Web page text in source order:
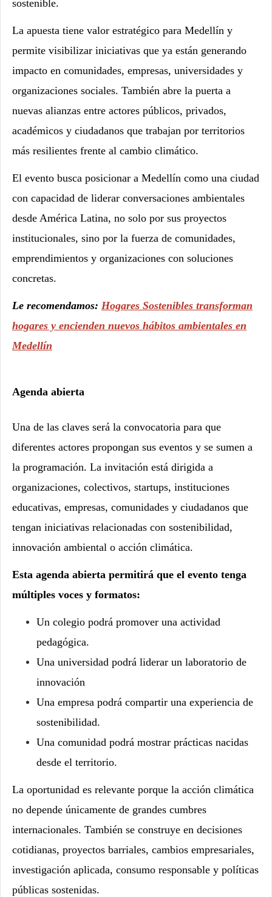
sostenible.
La apuesta tiene valor estratégico para Medellín y
permite visibilizar iniciativas que ya están generando
impacto en comunidades, empresas, universidades y
organizaciones sociales. También abre la puerta a
nuevas alianzas entre actores públicos, privados,
académicos y ciudadanos que trabajan por territorios
más resilientes frente al cambio climático.
El evento busca posicionar a Medellín como una ciudad
con capacidad de liderar conversaciones ambientales
desde América Latina, no solo por sus proyectos
institucionales, sino por la fuerza de comunidades,
emprendimientos y organizaciones con soluciones
concretas.
Le recomendamos: Hogares Sostenibles transforman
hogares y encienden nuevos hábitos ambientales en
Medellín
Agenda abierta
Una de las claves será la convocatoria para que
diferentes actores propongan sus eventos y se sumen a
la programación. La invitación está dirigida a
organizaciones, colectivos, startups, instituciones
educativas, empresas, comunidades y ciudadanos que
tengan iniciativas relacionadas con sostenibilidad,
innovación ambiental o acción climática.
Esta agenda abierta permitirá que el evento tenga
múltiples voces y formatos:
Un colegio podrá promover una actividad
pedagógica.
Una universidad podrá liderar un laboratorio de
innovación
Una empresa podrá compartir una experiencia de
sostenibilidad.
Una comunidad podrá mostrar prácticas nacidas
desde el territorio.
La oportunidad es relevante porque la acción climática
no depende únicamente de grandes cumbres
internacionales. También se construye en decisiones
cotidianas, proyectos barriales, cambios empresariales,
investigación aplicada, consumo responsable y políticas
públicas sostenidas.